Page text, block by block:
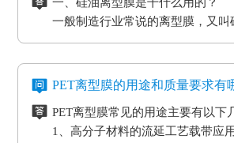
一、硅油离型膜是干什么用的？
一般制造行业常说的离型膜，又叫
型膜应用分成两类：模切制造行
具备离型力匀称平稳、等特点，还
氟素离型膜别称氟塑离型膜。这类
性。相对于硅胶带，具备优质的剥
型膜主要是应用于高温胶带、金
三、非硅离型膜是干什么用的？
非硅离型膜的适用范围有热溶胶
PET离型膜的用途和质量要求有
PET离型膜常见的用途主要有以下
1、高分子材料的流延工艺载带应